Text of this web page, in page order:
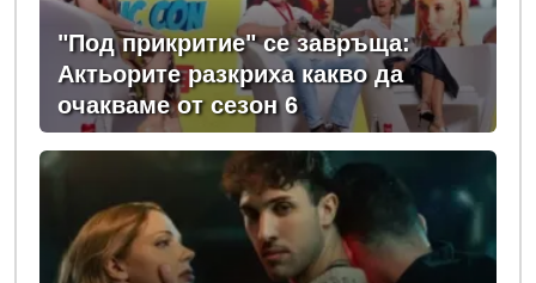
"Под прикритие" се завръща:
Актьорите разкриха какво да
очакваме от сезон 6